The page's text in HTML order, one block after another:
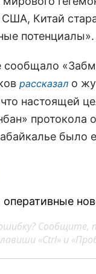
США, Китай
потенциалы».
сообщало
рассказал о
настоящей
протокола
было
Сообщите,
«Ctrl» и